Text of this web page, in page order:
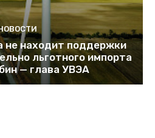
не находит поддержки
льготного импорта
— глава УВЭА